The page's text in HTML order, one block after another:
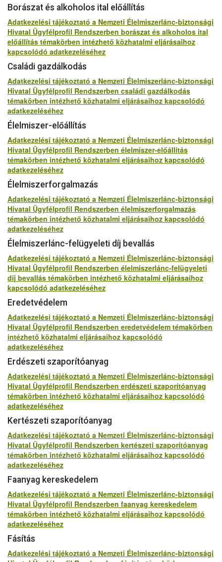
Borászat és alkoholos ital előállítás
Adatkezelési tájékoztató a Nemzeti Élelmiszerlánc-biztonsági
Hivatal Ügyfélprofil Rendszerben borászat és alkoholos ital
előállítás témakörben intézhető közhatalmi eljárásaihoz
kapcsolódó adatkezeléséhez
Családi gazdálkodás
Adatkezelési tájékoztató a Nemzeti Élelmiszerlánc-biztonsági
Hivatal Ügyfélprofil Rendszerben családi gazdálkodás
témakörben intézhető közhatalmi eljárásaihoz kapcsolódó
adatkezeléséhez
Élelmiszer-előállítás
Adatkezelési tájékoztató a Nemzeti Élelmiszerlánc-biztonsági
Hivatal Ügyfélprofil Rendszerben élelmiszer-előállítás
témakörben intézhető közhatalmi eljárásaihoz kapcsolódó
adatkezeléséhez
Élelmiszerforgalmazás
Adatkezelési tájékoztató a Nemzeti Élelmiszerlánc-biztonsági
Hivatal Ügyfélprofil Rendszerben élelmiszerforgalmazás
témakörben intézhető közhatalmi eljárásaihoz kapcsolódó
adatkezeléséhez
Élelmiszerlánc-felügyeleti díj bevallás
Adatkezelési tájékoztató a Nemzeti Élelmiszerlánc-biztonsági
Hivatal Ügyfélprofil Rendszerben élelmiszerlánc-felügyeleti
díj bevallás témakörben intézhető közhatalmi eljárásaihoz
kapcsolódó adatkezeléséhez
Eredetvédelem
Adatkezelési tájékoztató a Nemzeti Élelmiszerlánc-biztonsági
Hivatal Ügyfélprofil Rendszerben eredetvédelem témakörben
intézhető közhatalmi eljárásaihoz kapcsolódó
adatkezeléséhez
Erdészeti szaporítóanyag
Adatkezelési tájékoztató a Nemzeti Élelmiszerlánc-biztonsági
Hivatal Ügyfélprofil Rendszerben erdészeti szaporítóanyag
témakörben intézhető közhatalmi eljárásaihoz kapcsolódó
adatkezeléséhez
Kertészeti szaporítóanyag
Adatkezelési tájékoztató a Nemzeti Élelmiszerlánc-biztonsági
Hivatal Ügyfélprofil Rendszerben kertészeti szaporítóanyag
témakörben intézhető közhatalmi eljárásaihoz kapcsolódó
adatkezeléséhez
Faanyag kereskedelem
Adatkezelési tájékoztató a Nemzeti Élelmiszerlánc-biztonsági
Hivatal Ügyfélprofil Rendszerben faanyag kereskedelem
témakörben intézhető közhatalmi eljárásaihoz kapcsolódó
adatkezeléséhez
Fásítás
Adatkezelési tájékoztató a Nemzeti Élelmiszerlánc-biztonsági